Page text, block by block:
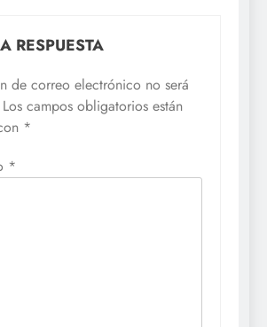
RESPUESTA
de correo electrónico no será
Los campos obligatorios están
*
*